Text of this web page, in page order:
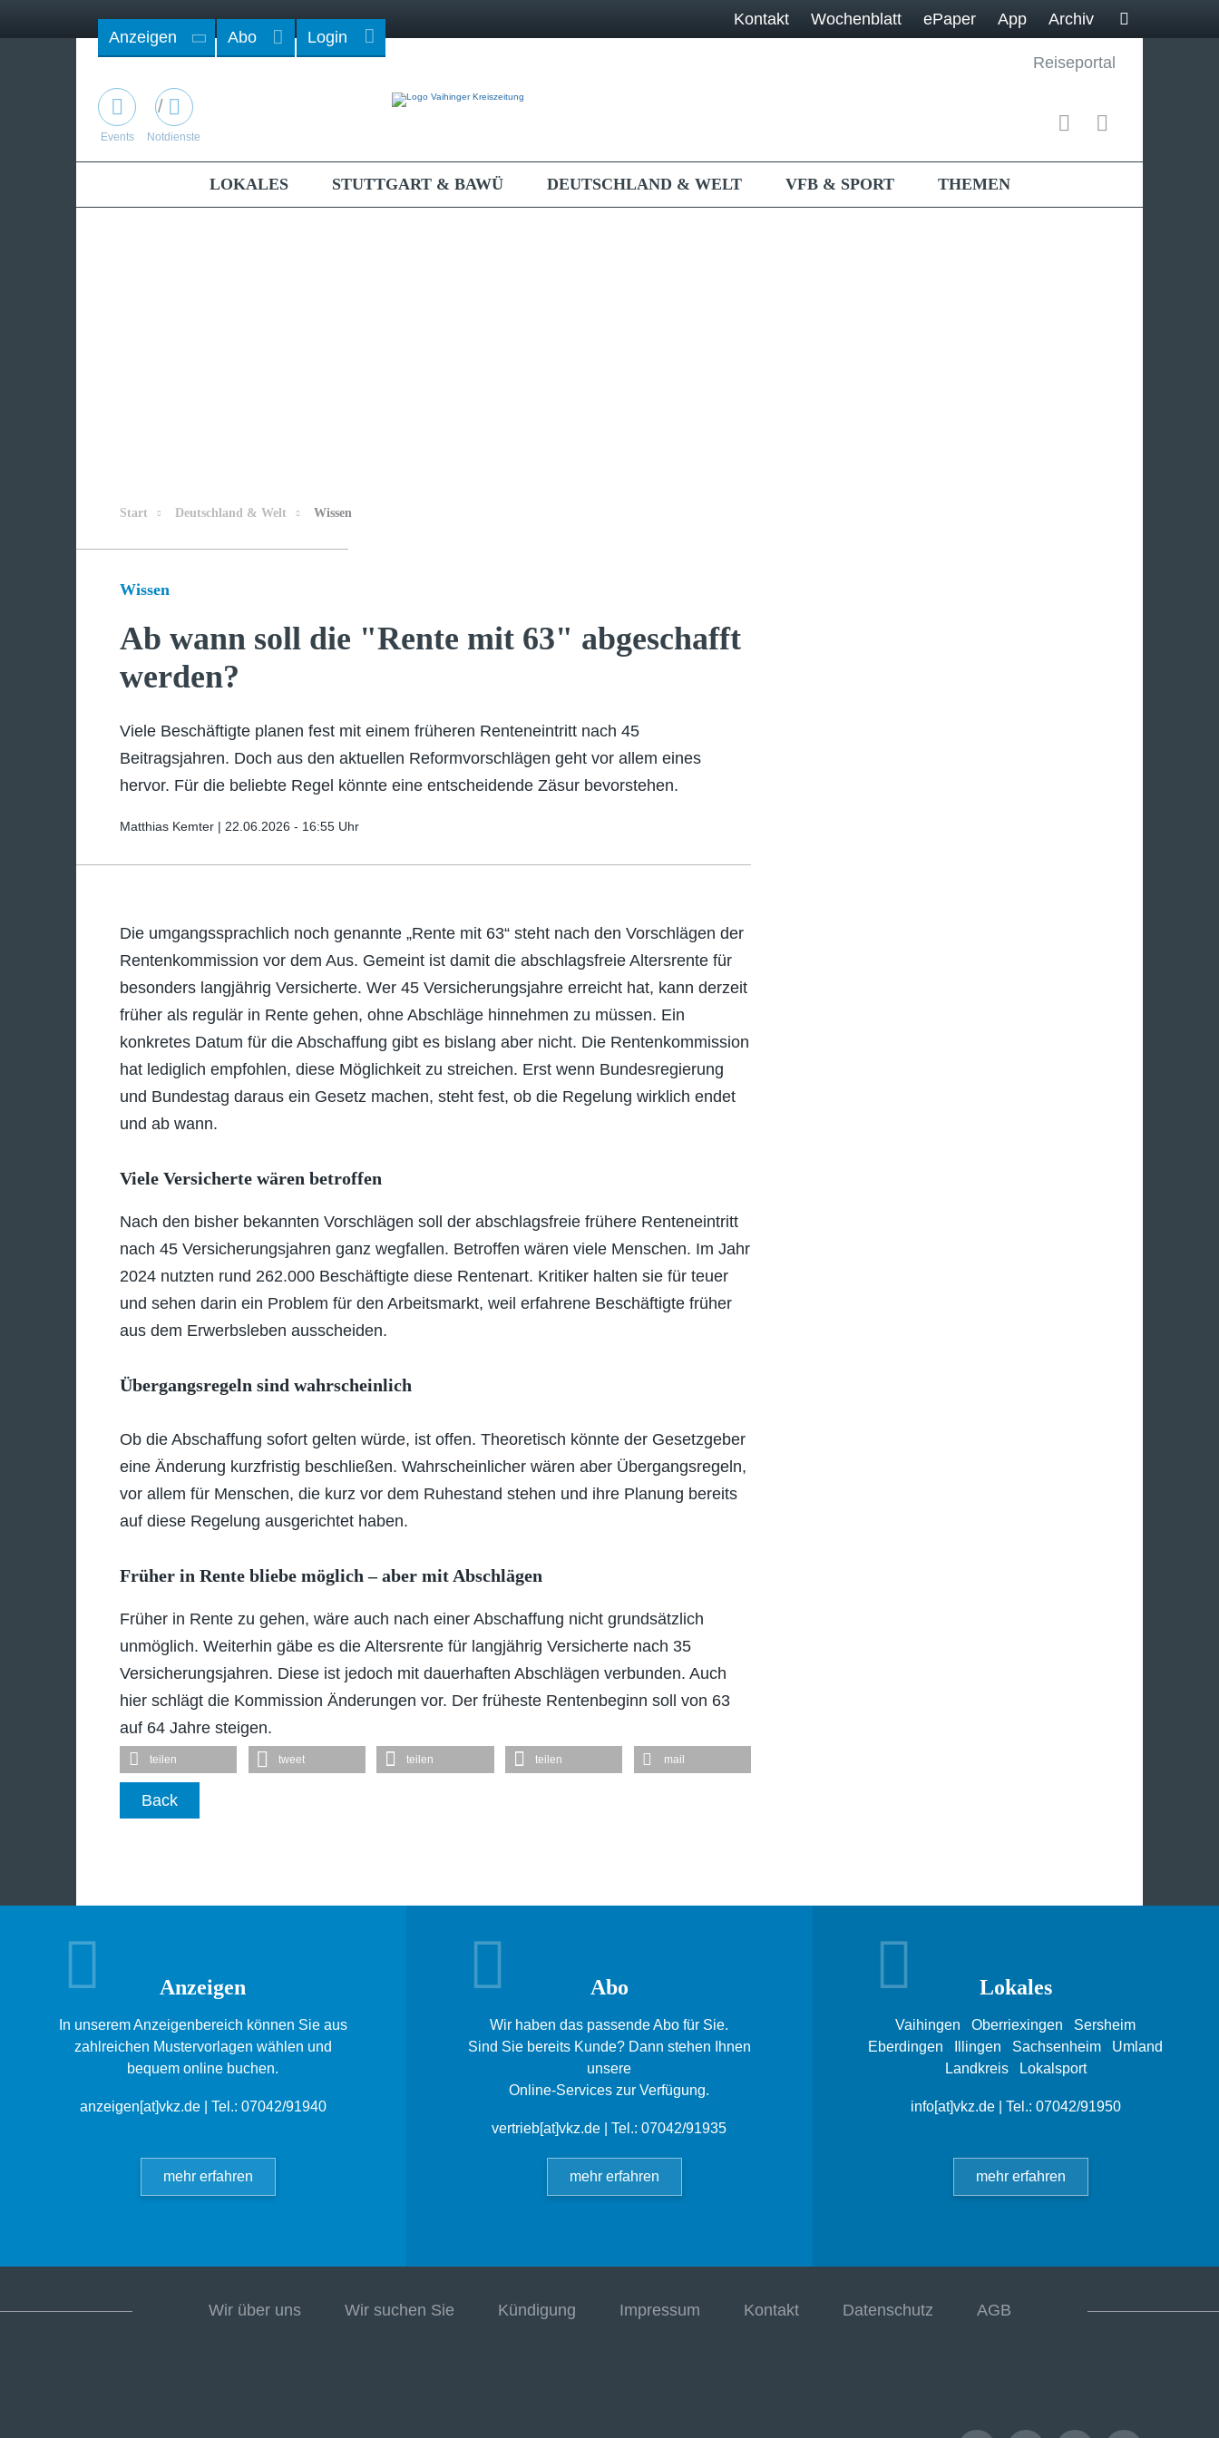
Anzeigen Abo Login
Kontakt Wochenblatt ePaper App Archiv
/
Reiseportal
Events Notdienste
LOKALES STUTTGART & BAWÜ DEUTSCHLAND & WELT VFB & SPORT THEMEN
Start Deutschland & Welt Wissen
Wissen
Ab wann soll die "Rente mit 63" abgeschafft
werden?
Viele Beschäftigte planen fest mit einem früheren Renteneintritt nach 45
Beitragsjahren. Doch aus den aktuellen Reformvorschlägen geht vor allem eines
hervor. Für die beliebte Regel könnte eine entscheidende Zäsur bevorstehen.
Matthias Kemter | 22.06.2026 - 16:55 Uhr
Die umgangssprachlich noch genannte „Rente mit 63“ steht nach den Vorschlägen der
Rentenkommission vor dem Aus. Gemeint ist damit die abschlagsfreie Altersrente für
besonders langjährig Versicherte. Wer 45 Versicherungsjahre erreicht hat, kann derzeit
früher als regulär in Rente gehen, ohne Abschläge hinnehmen zu müssen. Ein
konkretes Datum für die Abschaffung gibt es bislang aber nicht. Die Rentenkommission
hat lediglich empfohlen, diese Möglichkeit zu streichen. Erst wenn Bundesregierung
und Bundestag daraus ein Gesetz machen, steht fest, ob die Regelung wirklich endet
und ab wann.
Viele Versicherte wären betroffen
Nach den bisher bekannten Vorschlägen soll der abschlagsfreie frühere Renteneintritt
nach 45 Versicherungsjahren ganz wegfallen. Betroffen wären viele Menschen. Im Jahr
2024 nutzten rund 262.000 Beschäftigte diese Rentenart. Kritiker halten sie für teuer
und sehen darin ein Problem für den Arbeitsmarkt, weil erfahrene Beschäftigte früher
aus dem Erwerbsleben ausscheiden.
Übergangsregeln sind wahrscheinlich
Ob die Abschaffung sofort gelten würde, ist offen. Theoretisch könnte der Gesetzgeber
eine Änderung kurzfristig beschließen. Wahrscheinlicher wären aber Übergangsregeln,
vor allem für Menschen, die kurz vor dem Ruhestand stehen und ihre Planung bereits
auf diese Regelung ausgerichtet haben.
Früher in Rente bliebe möglich – aber mit Abschlägen
Früher in Rente zu gehen, wäre auch nach einer Abschaffung nicht grundsätzlich
unmöglich. Weiterhin gäbe es die Altersrente für langjährig Versicherte nach 35
Versicherungsjahren. Diese ist jedoch mit dauerhaften Abschlägen verbunden. Auch
hier schlägt die Kommission Änderungen vor. Der früheste Rentenbeginn soll von 63
auf 64 Jahre steigen.
teilen tweet teilen teilen mail
Back
Anzeigen
In unserem Anzeigenbereich können Sie aus
zahlreichen Mustervorlagen wählen und
bequem online buchen.
anzeigen[at]vkz.de| Tel.: 07042/91940
mehr erfahren
Abo
Wir haben das passende Abo für Sie.
Sind Sie bereits Kunde? Dann stehen Ihnen
unsere
Online-Services zur Verfügung.
vertrieb[at]vkz.de | Tel.: 07042/91935
mehr erfahren
Lokales
Vaihingen Oberriexingen
Sersheim
Eberdingen
Illingen Sachsenheim
Umland
Landkreis
Lokalsport
info[at]vkz.de| Tel.: 07042/91950
mehr erfahren
Wir über uns Wir suchen Sie Kündigung Impressum Kontakt Datenschutz AGB